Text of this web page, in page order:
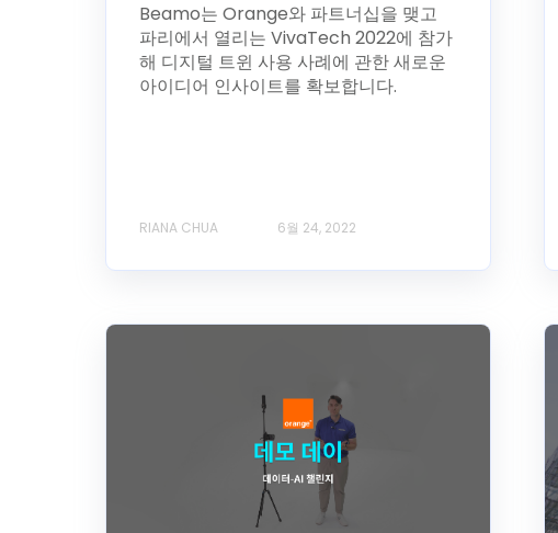
Beamo는 Orange와 파트너십을 맺고
파리에서 열리는 VivaTech 2022에 참가
해 디지털 트윈 사용 사례에 관한 새로운
아이디어 인사이트를 확보합니다.
RIANA CHUA 6월 24, 2022